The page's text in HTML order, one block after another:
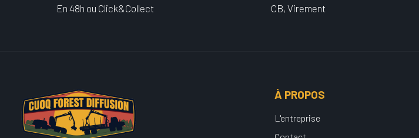
En 48h ou Click&Collect
CB, Virement
À PROPOS
L'entreprise